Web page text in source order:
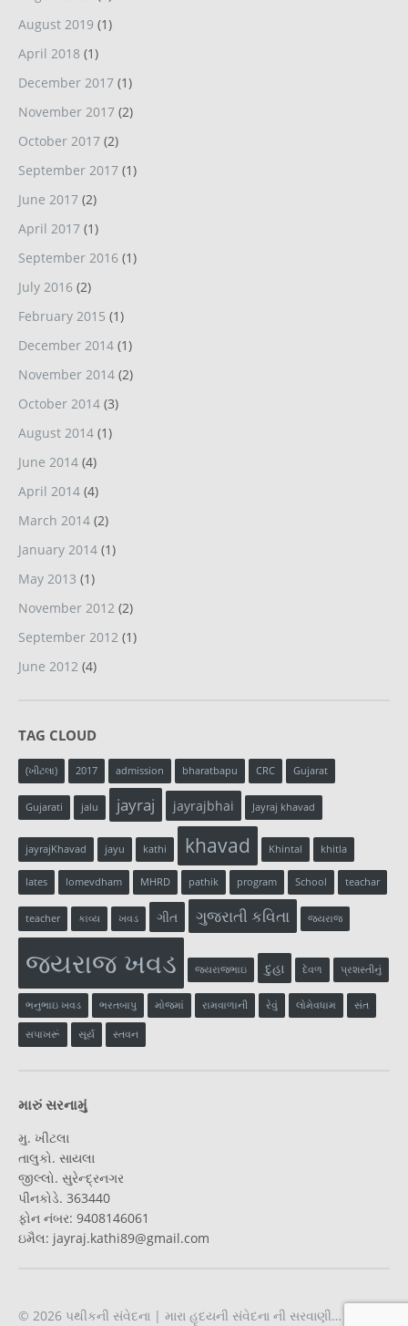
August 2019 (1)
April 2018 (1)
December 2017 (1)
November 2017 (2)
October 2017 (2)
September 2017 (1)
June 2017 (2)
April 2017 (1)
September 2016 (1)
July 2016 (2)
February 2015 (1)
December 2014 (1)
November 2014 (2)
October 2014 (3)
August 2014 (1)
June 2014 (4)
April 2014 (4)
March 2014 (2)
January 2014 (1)
May 2013 (1)
November 2012 (2)
September 2012 (1)
June 2012 (4)
TAG CLOUD
(ખીટલા) 2017 admission bharatbapu CRC Gujarat
Gujarati jalu jayraj jayrajbhai Jayraj khavad
jayrajKhavad jayu kathi khavad Khintal khitla
lates lomevdham MHRD pathik program School teachar
teacher કાવ્ય ખવડ ગીત ગુજરાતી કવિતા જયરાજ
જયરાજ ખવડ જયરાજભાઇ દુહા દેવળ પ્રશસ્તીનું
ભનુભાઇ ખવડ ભરતબાપુ મોજમાં રામવાળાની રેવું લોમેવધામ સંત
સપાખરૂં સૂર્ય સ્તવન
મારું સરનામું
મુ. ખીટલા
તાલુકો. સાયલા
જીલ્લો. સુરેન્દ્રનગર
પીનકોડે. 363440
ફોન નંબર: 9408146061
ઇમૈલ: jayraj.kathi89@gmail.com
© 2026 પથીકની સંવેદના | મારા હૃદયની સંવેદના ની સરવાણી…